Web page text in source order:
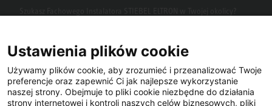
Ustawienia plików cookie
Używamy plików cookie, aby zrozumieć i przeanalizować Twoje
preferencje oraz zapewnić Ci jak najlepsze wykorzystanie
naszej strony. Obejmuje to pliki cookie niezbędne do działania
strony internetowej i kontroli naszych celów biznesowych, pliki